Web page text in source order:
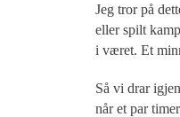
Jeg tror på
eller spilt
i været. Et
Så vi drar
når et par